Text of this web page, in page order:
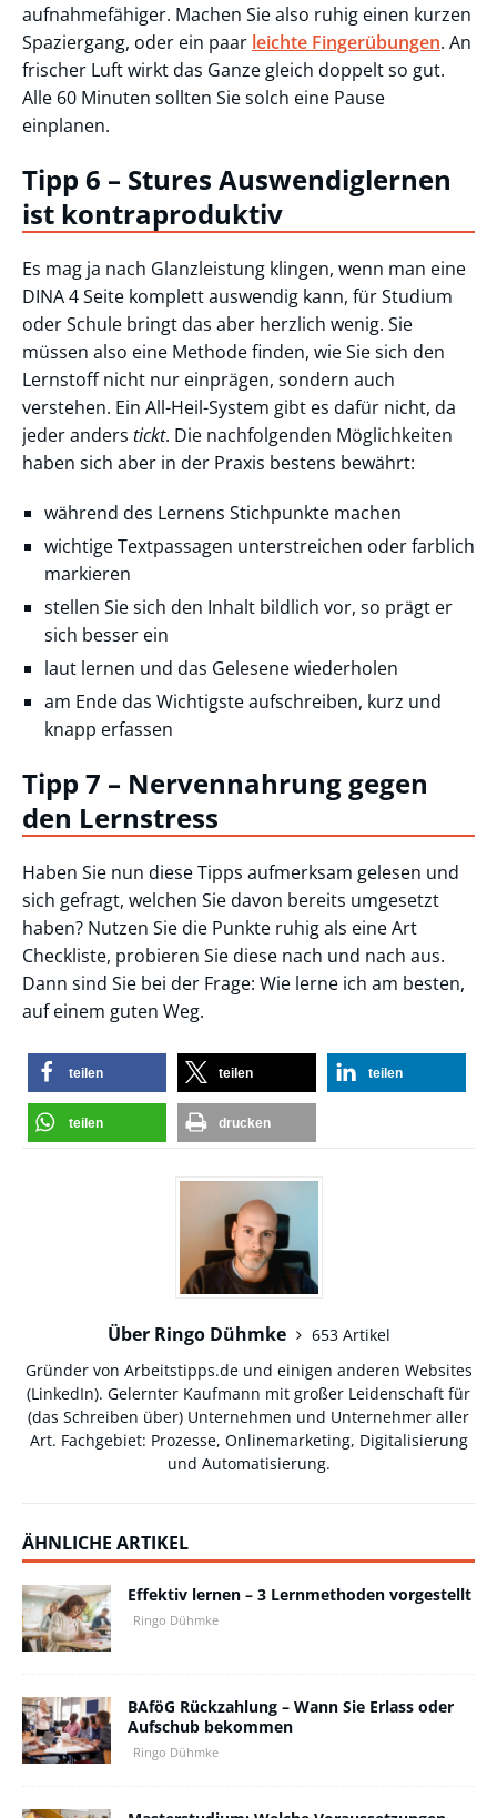
aufnahmefähiger. Machen Sie also ruhig einen kurzen
Spaziergang, oder ein paar leichte Fingerübungen. An
frischer Luft wirkt das Ganze gleich doppelt so gut.
Alle 60 Minuten sollten Sie solch eine Pause
einplanen.
Tipp 6 – Stures Auswendiglernen
ist kontraproduktiv
Es mag ja nach Glanzleistung klingen, wenn man eine
DINA 4 Seite komplett auswendig kann, für Studium
oder Schule bringt das aber herzlich wenig. Sie
müssen also eine Methode finden, wie Sie sich den
Lernstoff nicht nur einprägen, sondern auch
verstehen. Ein All-Heil-System gibt es dafür nicht, da
jeder anders tickt. Die nachfolgenden Möglichkeiten
haben sich aber in der Praxis bestens bewährt:
während des Lernens Stichpunkte machen
wichtige Textpassagen unterstreichen oder farblich
markieren
stellen Sie sich den Inhalt bildlich vor, so prägt er
sich besser ein
laut lernen und das Gelesene wiederholen
am Ende das Wichtigste aufschreiben, kurz und
knapp erfassen
Tipp 7 – Nervennahrung gegen
den Lernstress
Haben Sie nun diese Tipps aufmerksam gelesen und
sich gefragt, welchen Sie davon bereits umgesetzt
haben? Nutzen Sie die Punkte ruhig als eine Art
Checkliste, probieren Sie diese nach und nach aus.
Dann sind Sie bei der Frage: Wie lerne ich am besten,
auf einem guten Weg.
teilen teilen teilen
teilen drucken
Über Ringo Dühmke
653 Artikel
Gründer von Arbeitstipps.de und einigen anderen Websites
(LinkedIn). Gelernter Kaufmann mit großer Leidenschaft für
(das Schreiben über) Unternehmen und Unternehmer aller
Art. Fachgebiet: Prozesse, Onlinemarketing, Digitalisierung
und Automatisierung.
ÄHNLICHE ARTIKEL
Effektiv lernen – 3 Lernmethoden vorgestellt
Ringo Dühmke
BAföG Rückzahlung – Wann Sie Erlass oder
Aufschub bekommen
Ringo Dühmke